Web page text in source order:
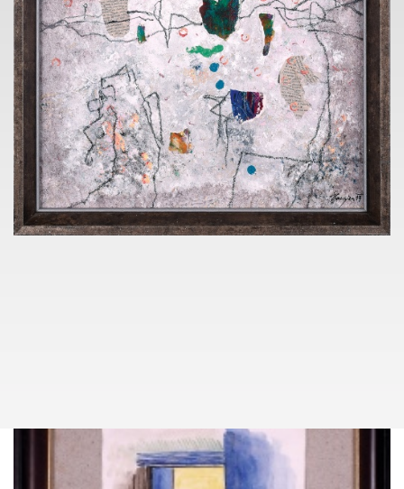
Voršilská 3, Praha 1
14.5. - 19.5. 2024
10.00 h - 18.00 h
KONTAKT
ONDŘEJ SÝKORA
+420 603 770 945
info@pragueauctions.com
VÝZNAMNÁ DÍLA